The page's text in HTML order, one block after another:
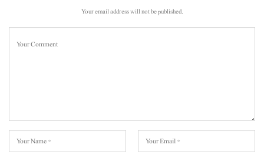
Your email address will not be published.